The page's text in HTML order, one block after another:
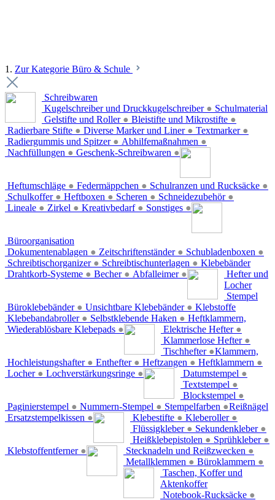
1. Zur Kategorie Büro & Schule
Schreibwaren
Kugelschreiber und Druckkugelschreiber ●
Gelstifte und Roller ● Bleistifte und Mikrostifte ●
Radierbare Stifte ● Diverse Marker und Liner ● Textmarker ●
Radiergummis und Spitzer ● Abhilfemaßnahmen ●
Nachfüllungen ● Geschenk-Schreibwaren ●
Schulmaterial
Heftumschläge ● Federmäppchen ● Schulranzen und Rucksäcke ●
Schulkoffer ● Heftboxen ● Scheren ● Schneidezubehör ●
Lineale ● Zirkel ● Kreativbedarf ● Sonstiges ●
Büroorganisation
Dokumentenablagen ● Zeitschriftenständer ● Schubladenboxen ●
Schreibtischorganizer ● Schreibtischunterlagen ●
Drahtkorb-Systeme ● Becher ● Abfalleimer ●
Klebebänder
Büroklebebänder ● Unsichtbare Klebebänder ●
Klebebandabroller ● Selbstklebende Haken ●
Wiederablösbare Klebepads ●
Hefter und
Locher
Elektrische Hefter ●
Klammerlose Hefter ●
Tischhefter ●
Hochleistungshafter ● Enthefter ● Heftzangen ● Heftklammern ●
Locher ● Lochverstärkungsringe ●
Stempel
Datumstempel ●
Textstempel ●
Blockstempel ●
Paginierstempel ● Nummern-Stempel ● Stempelfarben ●
Ersatzstempelkissen ●
Klebstoffe
Klebestifte ● Kleberoller ●
Flüssigkleber ● Sekundenkleber ●
Heißklebepistolen ● Sprühkleber ●
Klebstoffentferner ●
Heftklammern,
Klammern,
Reißnägel
Stecknadeln und Reißzwecken ●
Metallklemmen ● Büroklammern ●
Taschen, Koffer und
Aktenkoffer
Notebook-Rucksäcke ●